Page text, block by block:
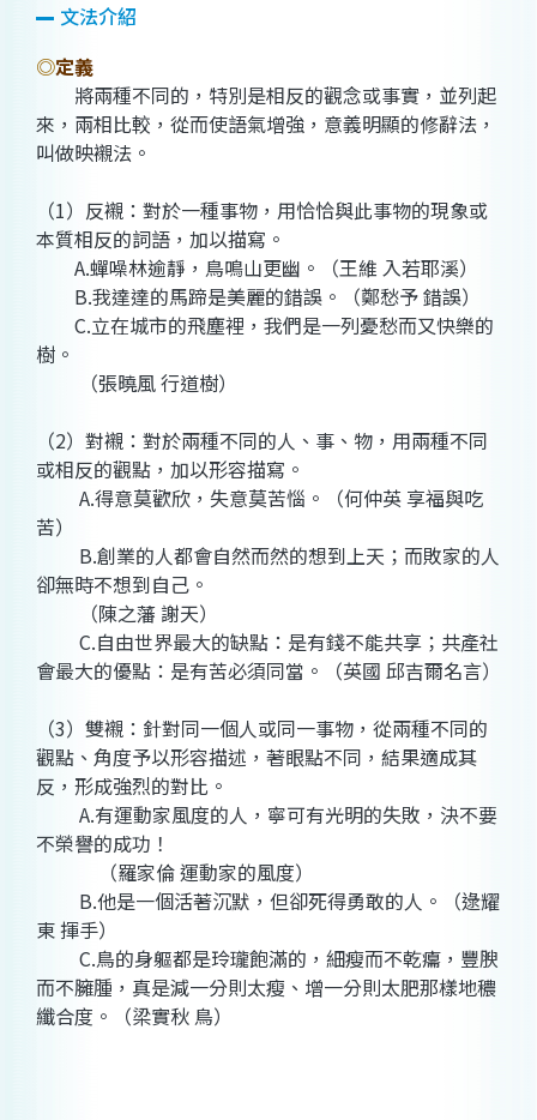
文法介紹
◎定義
將兩種不同的，特別是相反的觀念或事實，並列起
來，兩相比較，從而使語氣增強，意義明顯的修辭法，
叫做映襯法。
（1）反襯：對於一種事物，用恰恰與此事物的現象或
本質相反的詞語，加以描寫。
A.蟬噪林逾靜，鳥鳴山更幽。（王維 入若耶溪）
B.我達達的馬蹄是美麗的錯誤。（鄭愁予 錯誤）
C.立在城市的飛塵裡，我們是一列憂愁而又快樂的
樹。
（張曉風 行道樹）
（2）對襯：對於兩種不同的人、事、物，用兩種不同
或相反的觀點，加以形容描寫。
A.得意莫歡欣，失意莫苦惱。（何仲英 享福與吃
苦）
B.創業的人都會自然而然的想到上天；而敗家的人
卻無時不想到自己。
（陳之藩 謝天）
C.自由世界最大的缺點：是有錢不能共享；共產社
會最大的優點：是有苦必須同當。（英國 邱吉爾名言）
（3）雙襯：針對同一個人或同一事物，從兩種不同的
觀點、角度予以形容描述，著眼點不同，結果適成其
反，形成強烈的對比。
A.有運動家風度的人，寧可有光明的失敗，決不要
不榮譽的成功！
（羅家倫 運動家的風度）
B.他是一個活著沉默，但卻死得勇敢的人。（逯耀
東 揮手）
C.鳥的身軀都是玲瓏飽滿的，細瘦而不乾癟，豐腴
而不臃腫，真是減一分則太瘦、增一分則太肥那樣地穠
纖合度。（梁實秋 鳥）